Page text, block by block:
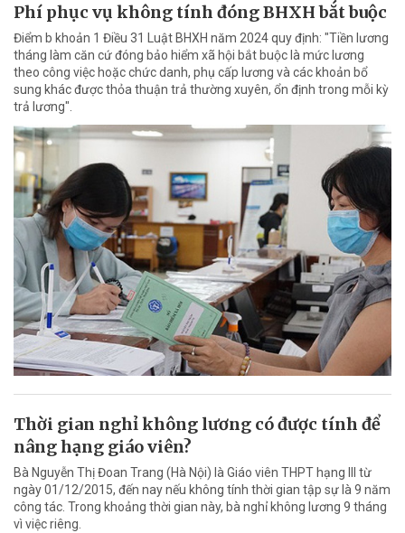
Phí phục vụ không tính đóng BHXH bắt buộc
Điểm b khoản 1 Điều 31 Luật BHXH năm 2024 quy định: "Tiền lương
tháng làm căn cứ đóng bảo hiểm xã hội bắt buộc là mức lương
theo công việc hoặc chức danh, phụ cấp lương và các khoản bổ
sung khác được thỏa thuận trả thường xuyên, ổn định trong mỗi kỳ
trả lương".
Thời gian nghỉ không lương có được tính để
nâng hạng giáo viên?
Bà Nguyễn Thị Đoan Trang (Hà Nội) là Giáo viên THPT hạng III từ
ngày 01/12/2015, đến nay nếu không tính thời gian tập sự là 9 năm
công tác. Trong khoảng thời gian này, bà nghỉ không lương 9 tháng
vì việc riêng.